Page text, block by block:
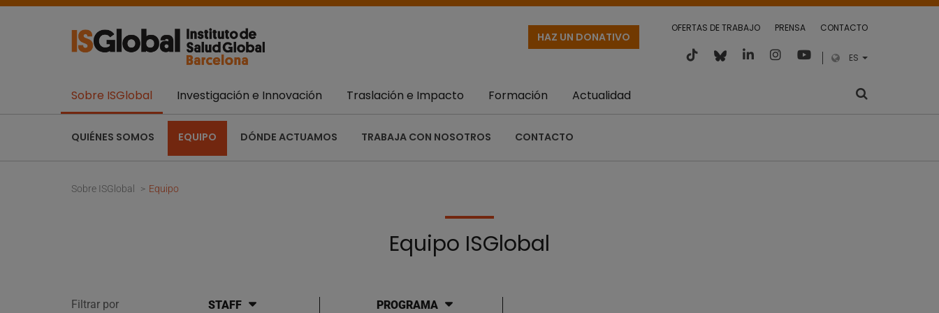
OFERTAS DE TRABAJO PRENSA CONTACTO
ES
HAZ UN DONATIVO
Sobre ISGlobal
QUIÉNES SOMOS EQUIPO DÓNDE ACTUAMOS TRABAJA CON NOSOTROS CONTACTO
Investigación e Innovación Traslación e Impacto Formación Actualidad
Sobre ISGlobal Equipo
Equipo ISGlobal
Filtrar por STAFF PROGRAMA